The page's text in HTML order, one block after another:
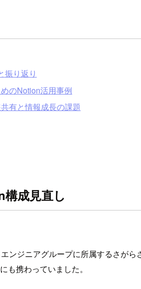
振り返り
のNotion活用事例
有と情報成長の課題
成見直し
ンジニアグループに所属するさが
も携わっていました。